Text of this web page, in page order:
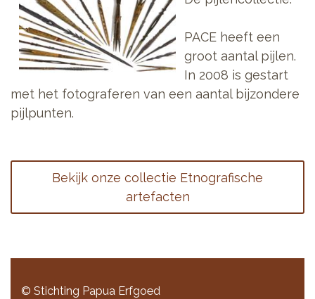
PACE heeft een
groot aantal pijlen.
In 2008 is gestart
met het fotograferen van een aantal bijzondere
pijlpunten.
Bekijk onze collectie Etnografische
artefacten
© Stichting Papua Erfgoed